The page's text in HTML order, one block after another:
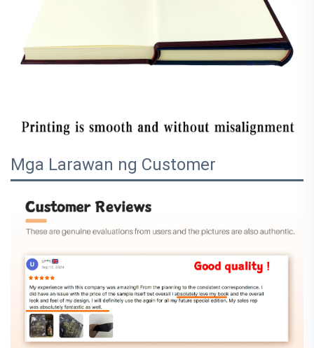
Mga Larawan ng Customer